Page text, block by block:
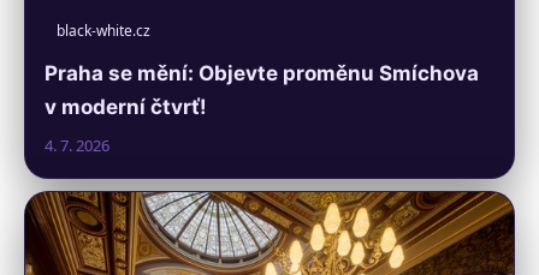
black-white.cz
Praha se mění: Objevte proměnu Smíchova
v moderní čtvrť!
4. 7. 2026